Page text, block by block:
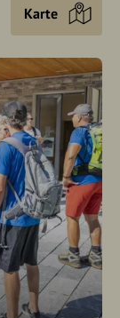
Karte